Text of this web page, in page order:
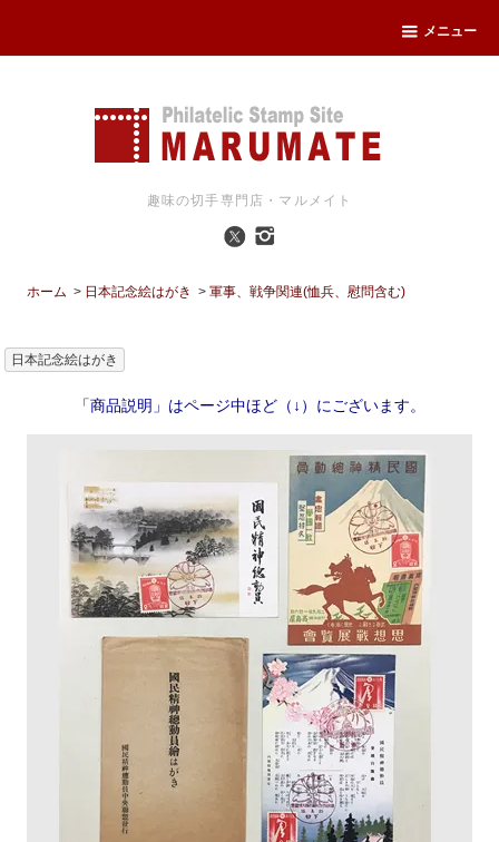
メニュー
趣味の切手専門店・マルメイト
ホーム > 日本記念絵はがき >軍事、戦争関連(恤兵、慰問含む)
日本記念絵はがき
「商品説明」はページ中ほど（↓）にございます。